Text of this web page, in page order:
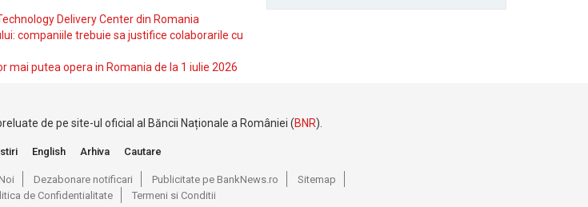
Delivery Center din Romania
companiile trebuie sa justifice colaborarile cu
putea opera in Romania de la 1 iulie 2026
pe articol, adaugata la taxa logistica
de pe site-ul oficial al Băncii Naționale a României (BNR).
English Arhiva Cautare
Dezabonare notificari Publicitate pe BankNews.ro
Sitemap
de Confidentialitate Termeni si Conditii